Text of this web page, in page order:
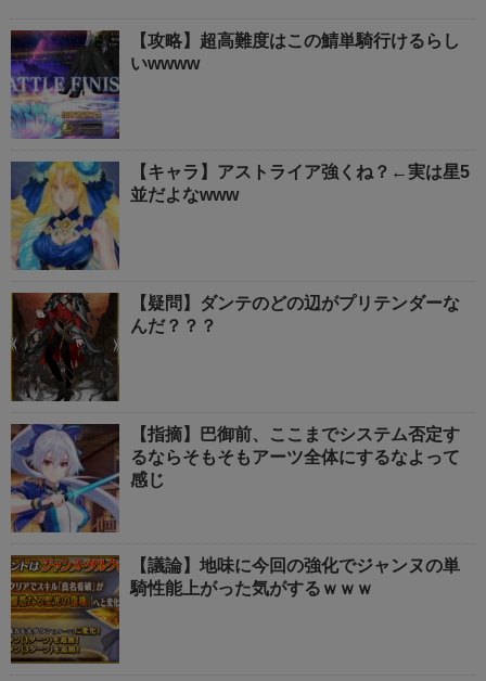
【攻略】超高難度はこの鯖単騎行けるらし
いwwww
【キャラ】アストライア強くね？←実は星5
並だよなwww
【疑問】ダンテのどの辺がプリテンダーな
んだ？？？
【指摘】巴御前、ここまでシステム否定す
るならそもそもアーツ全体にするなよって
感じ
【議論】地味に今回の強化でジャンヌの単
騎性能上がった気がするｗｗｗ